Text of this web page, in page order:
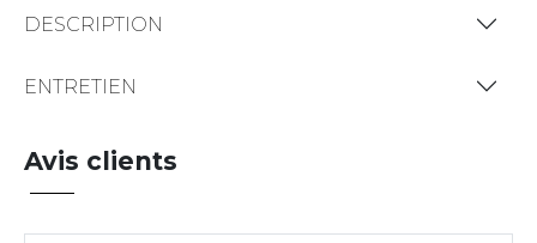
DESCRIPTION
ENTRETIEN
Avis clients